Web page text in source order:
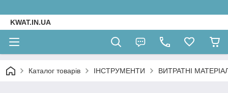
KWAT.IN.UA
Каталог товарів ІНСТРУМЕНТИ ВИТРАТНІ